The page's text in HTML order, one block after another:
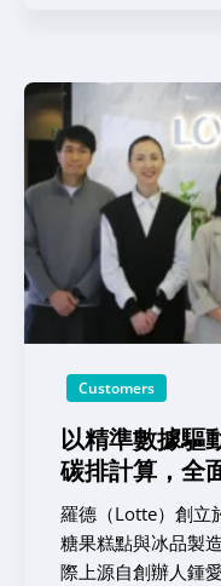
一個整合度更高、
架。如何持續強化
Pure AV 能否順利
因素。 管理橫跨三
依賴數據的透明度
隸屬於不同的權責
量測流程中，給整
擔。在這種情況下
其具體結構，進而
施。 彈性對接英
ASUENE，是透過
開展的一項脫碳概
作為理光評估全集
會，在該專案執行
ASUENE 平台的絕
茶原料。此外，該
（Tully’s Coffee
進一步擴展至餐飲
『お〜いお茶（Oi
便嚴格控管的品質
創新，不僅率先研
率先推出可溫熱飲
與時俱進的需求。
產製造模式（即產
持著緊密的合作關
識到進行全面性供
了監測二氧化碳排
責任與人權在內的
該公司便基於採購
境與人權議題進行
供應商發放 Excel
Customers
以精準數據驅
碳排計算，全
羅德（Lotte）創立
糖果糕點與冰品製
際上源自創辦人鍾